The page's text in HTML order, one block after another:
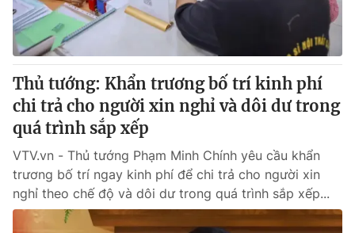
Thủ tướng: Khẩn trương bố trí kinh phí
chi trả cho người xin nghỉ và dôi dư trong
quá trình sắp xếp
VTV.vn - Thủ tướng Phạm Minh Chính yêu cầu khẩn
trương bố trí ngay kinh phí để chi trả cho người xin
nghỉ theo chế độ và dôi dư trong quá trình sắp xếp...